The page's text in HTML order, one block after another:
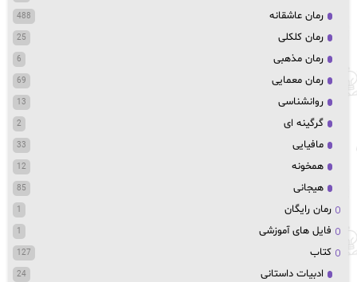
رمان عاشقانه
488
رمان کلکلی 25
رمان مذهبی 6
رمان معمایی 69
روانشناسی 13
گرگینه ای 2
مافیایی 33
همخونه 12
هیجانی 85
رمان رایگان 1
فایل های آموزشی 1
کتاب 127
ادبیات داستانی 24